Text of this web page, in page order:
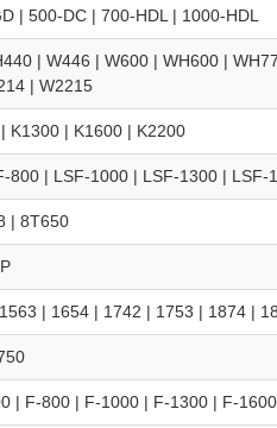
| 500-DC | 700-HDL | 1000-HDL
| W446 | W600 | WH600 |
| W2215
K1300 | K1600 | K2200
800 | LSF-1000 | LSF-1300 | LSF-
| 8T650
| 1654 | 1742 | 1753 | 1874 |
| F-800 | F-1000 | F-1300 | F-1600